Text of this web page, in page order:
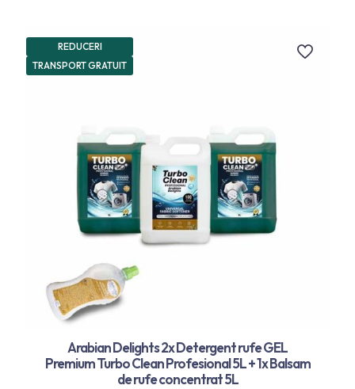
REDUCERI
TRANSPORT GRATUIT
Arabian Delights 2x Detergent rufe GEL
Premium Turbo Clean Profesional 5L + 1x Balsam
de rufe concentrat 5L